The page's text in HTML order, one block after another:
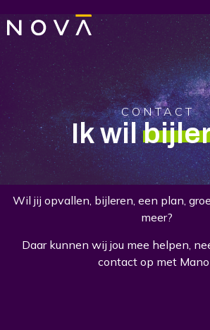
CONTACT
Ik wil
Wil jij opvallen, bijleren, een plan,
meer?
Daar kunnen wij jou mee helpen,
contact op met